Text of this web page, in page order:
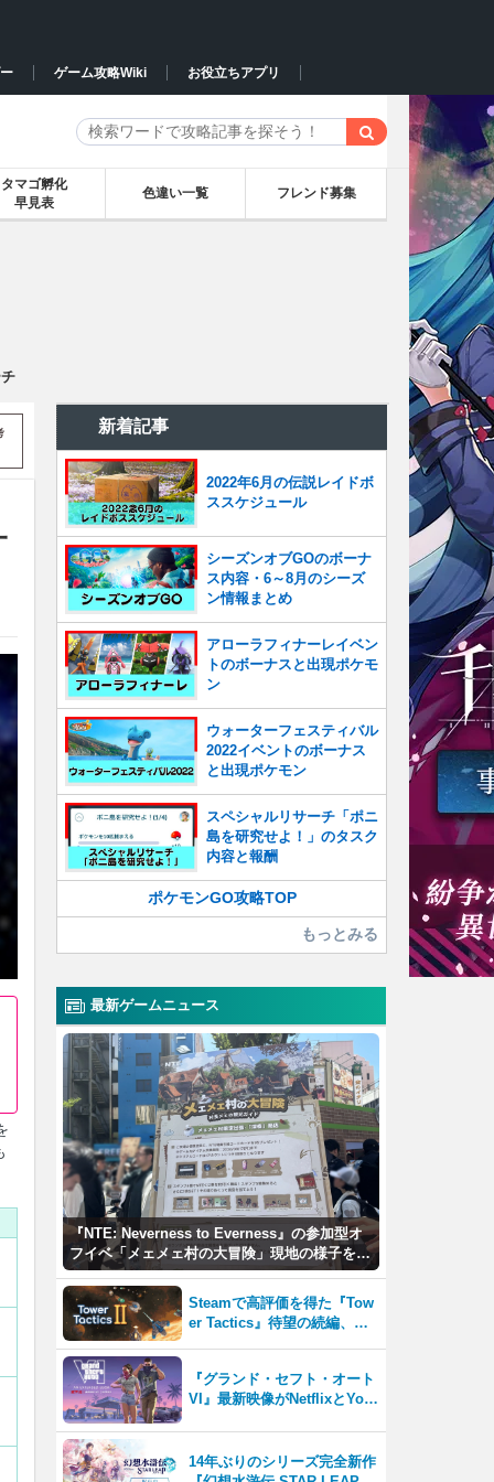
ゲーム攻略Wiki お役立ちアプリ
タマゴ孵化
早見表
色違い一覧 フレンド募集
新着記事
2022年6月の伝説レイドボ
ススケジュール
シーズンオブGOのボーナ
ス内容・6～8月のシーズ
ン情報まとめ
アローラフィナーレイベン
トのボーナスと出現ポケモ
ン
ウォーターフェスティバル
2022イベントのボーナス
と出現ポケモン
スペシャルリサーチ「ポニ
島を研究せよ！」のタスク
内容と報酬
ポケモンGO攻略TOP
もっとみる
最新ゲームニュース
『NTE: Neverness to Everness』の参加型オ
フイベ「メェメェ村の大冒険」現地の様子をレ
ポ！ミニゲームやコスプレイヤー撮影など盛り
だくさん！
Steamで高評価を得た『Tow
er Tactics』待望の続編、『T
『グランド・セフト・オート
VI』最新映像がNetflixとYou
14年ぶりのシリーズ完全新作